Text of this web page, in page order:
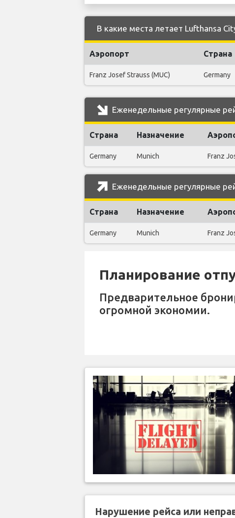
В какие места летает Lufthansa
Аэропорт Страна
Franz Josef Strauss (MUC) Germany
Еженедельные регулярные
Страна Назначение
Germany Munich Franz
Еженедельные регулярные
Страна Назначение
Germany Munich Franz
Планирование
Предварительное
огромной экономии.
Нарушение рейса или